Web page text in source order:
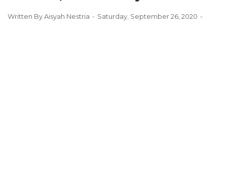
Written ByAisyah Nestria Saturday, September 26, 2020